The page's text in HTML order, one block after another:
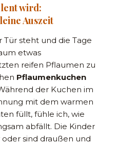
wird:
Auszeit
steht und die Tage
etwas
reifen Pflaumen zu
Pflaumenkuchen
der Kuchen im
mit dem warmen
füllt, fühle ich, wie
abfällt. Die Kinder
sind draußen und